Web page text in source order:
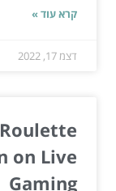
קרא עוד »
דצמ 17, 2022
on Live
Gaming